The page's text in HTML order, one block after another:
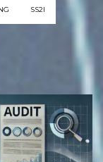
SS2I